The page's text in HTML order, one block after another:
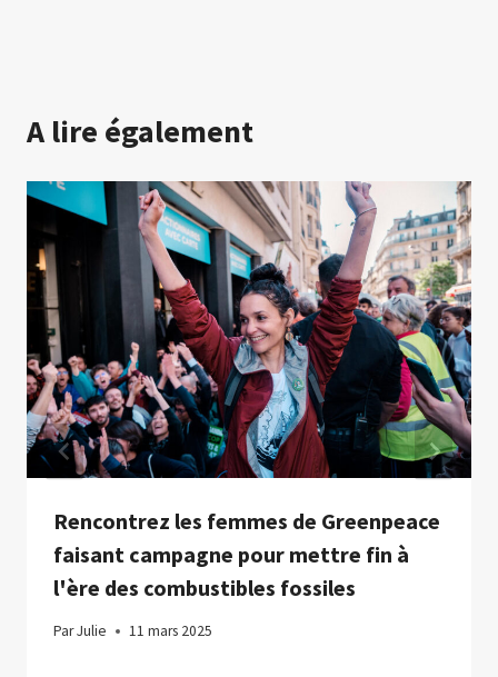
A lire également
Rencontrez les femmes de Greenpeace
faisant campagne pour mettre fin à
l'ère des combustibles fossiles
ParJulie 11 mars 2025